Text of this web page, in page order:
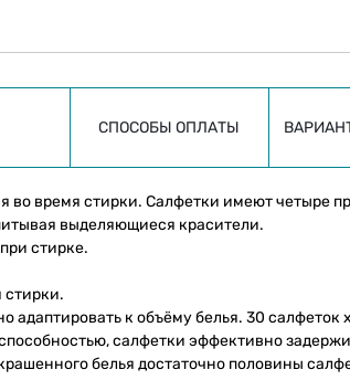
СПОСОБЫ ОПЛАТЫ
во время стирки. Салфетки имеют четыре
выделяющиеся красители.
стирке.
стирки.
к объёму белья. 30 салфеток
салфетки эффективно
белья достаточно половины